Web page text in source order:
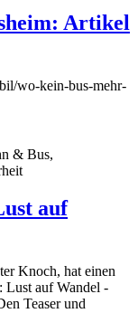
Artikel
wo-kein-bus-mehr-
& Bus,
auf
Knoch, hat einen
Lust auf Wandel -
Teaser und